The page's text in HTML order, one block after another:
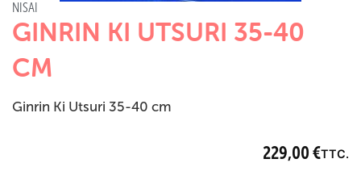
NISAI
GINRIN KI UTSURI 35-40
CM
229,00 €TTC.
Ginrin Ki Utsuri 35-40 cm